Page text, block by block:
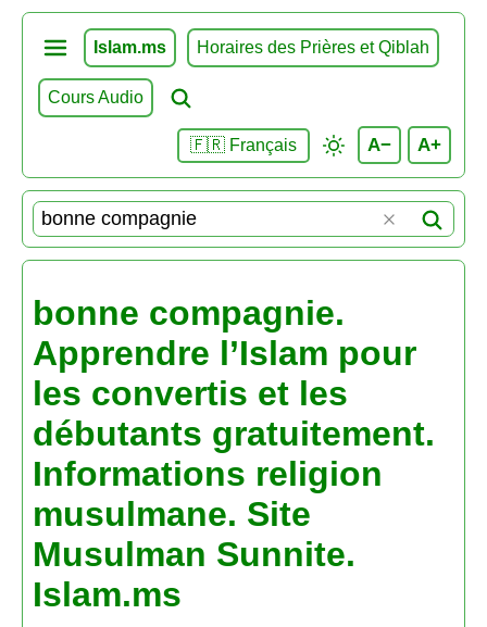
Islam.ms Horaires des Prières et Qiblah
Cours Audio
🇫🇷 Français A− A+
bonne compagnie.
Apprendre l’Islam pour
les convertis et les
débutants gratuitement.
Informations religion
musulmane. Site
Musulman Sunnite.
Islam.ms